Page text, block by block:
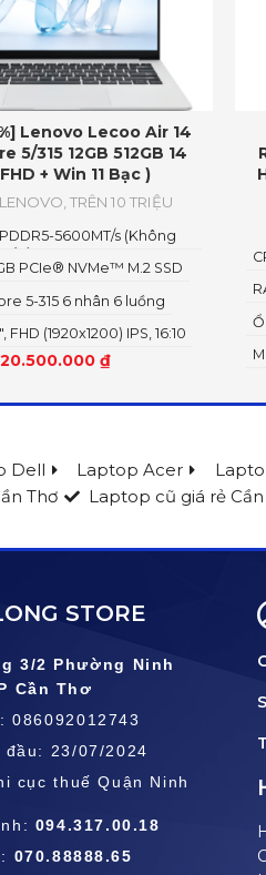
Lenovo Lecoo Air 14
5/315 12GB 512GB 14
+ Win 11 Bạc )
,TRÊN 10 TRIỆU
20.500.000 ₫
FHD (1920x1200) IPS, 16:10
5-315 6 nhân 6 luồng
PCIe® NVMe™ M.2 SSD
5600MT/s (Không
Dell Laptop Acer
Thơ Laptop cũ giá rẻ
STORE
3/2 Phường Ninh
Cần Thơ
086092012743
23/07/2024
cục thuế Quận Ninh
094.317.00.18
070.88888.65